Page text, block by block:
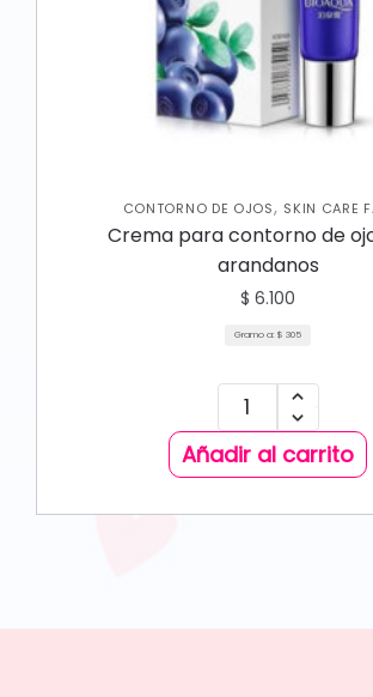
CONTORNO DE OJOS, SKIN CARE
Crema para contorno de
arandanos
$ 6.100
Gramo a: $ 305
Añadir al carrito